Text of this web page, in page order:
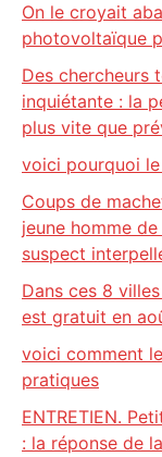
On le croyait
photovoltaïque
Des chercheurs
inquiétante : la
plus vite que
voici pourquoi
Coups de
jeune homme
suspect
Dans ces 8
est gratuit en
voici comment
pratiques
ENTRETIEN.
: la réponse de